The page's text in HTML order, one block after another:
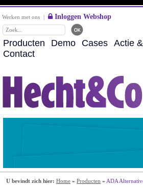
Werken met ons | Inloggen Webshop
Producten Demo Cases Actie
Contact
U bevindt zich hier: Home » Producten » ADA